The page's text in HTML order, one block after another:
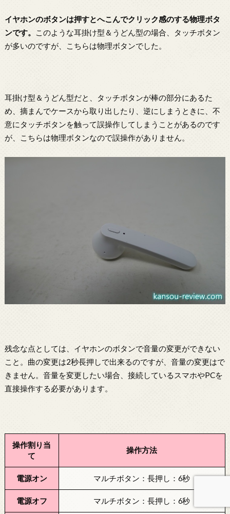
イヤホンのボタンは押すとへこんでクリック感のする物理ボタ
ンです。
このような耳掛け型＆うどん型の場合、タッチボタン
が多いのですが、こちらは物理ボタンでした。
耳掛け型＆うどん型だと、タッチボタンが棒の部分にあるた
め、摘まんでケースから取り出したり、逆にしまうときに、不
意にタッチボタンを触って誤操作してしまうことがあるのです
が、こちらは物理ボタンなので誤操作がありません。
残念な点としては、イヤホンのボタンで音量の変更ができない
こと。曲の変更は2秒長押しで出来るのですが、音量の変更はで
きません。音量を変更したい場合、接続しているスマホやPCを
直接操作する必要があります。
操作割り当
て
操作方法
電源オン マルチボタン：長押し：6秒
電源オフ マルチボタン：長押し：6秒